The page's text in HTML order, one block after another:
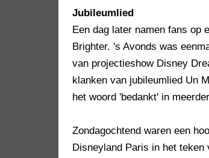
Jubileumlied
Een dag later namen fans op
Brighter. 's Avonds was
van projectieshow Disney
klanken van jubileumlied Un
het woord 'bedankt' in
Zondagochtend waren een
Disneyland Paris in het